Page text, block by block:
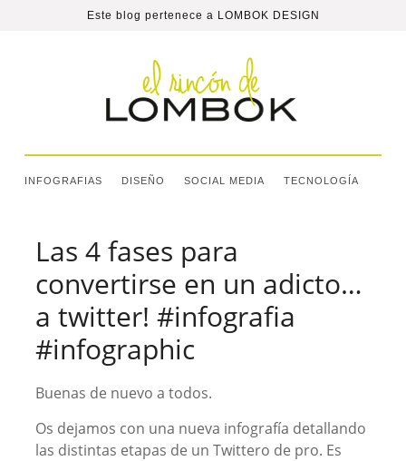
Este blog pertenece a LOMBOK DESIGN
INFOGRAFIAS DISEÑO SOCIAL MEDIA TECNOLOGÍA
Las 4 fases para
convertirse en un adicto…
a twitter! #infografia
#infographic
Buenas de nuevo a todos.
Os dejamos con una nueva infografía detallando
las distintas etapas de un Twittero de pro. Es